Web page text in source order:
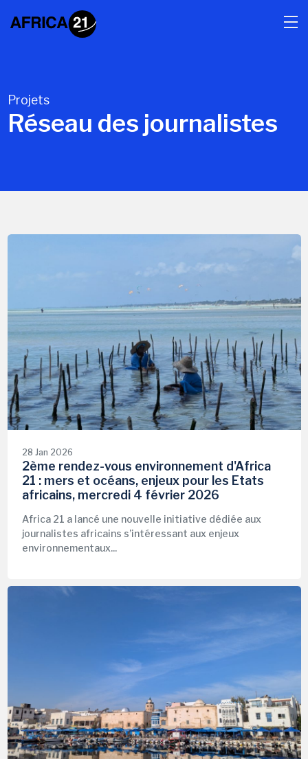
Projets
Réseau des journalistes
28 Jan 2026
2ème rendez-vous environnement d'Africa
21 : mers et océans, enjeux pour les Etats
africains, mercredi 4 février 2026
Africa 21 a lancé une nouvelle initiative dédiée aux
journalistes africains s’intéressant aux enjeux
environnementaux...